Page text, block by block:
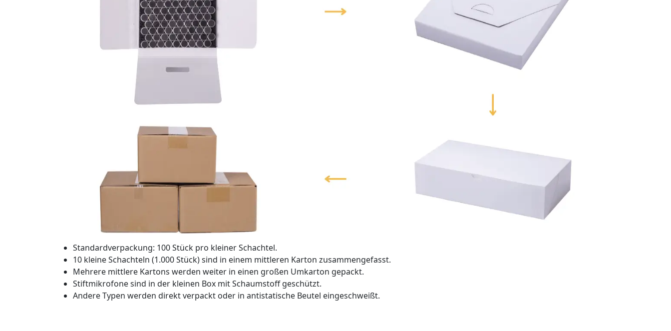
Standardverpackung: 100 Stück pro kleiner Schachtel.
10 kleine Schachteln (1.000 Stück) sind in einem mittleren Karton zusammengefasst.
Mehrere mittlere Kartons werden weiter in einen großen Umkarton gepackt.
Stiftmikrofone sind in der kleinen Box mit Schaumstoff geschützt.
Andere Typen werden direkt verpackt oder in antistatische Beutel eingeschweißt.